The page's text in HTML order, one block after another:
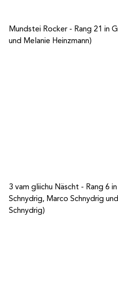
Mundstei Rocker - Rang 21 in
und Melanie Heinzmann)
3 vam gliichu Näscht - Rang 6
Schnydrig, Marco Schnydrig
Schnydrig)